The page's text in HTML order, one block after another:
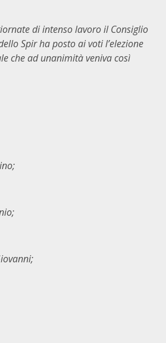
di intenso lavoro il Consiglio
Spir ha posto ai voti l’elezione
che ad unanimitàveniva così